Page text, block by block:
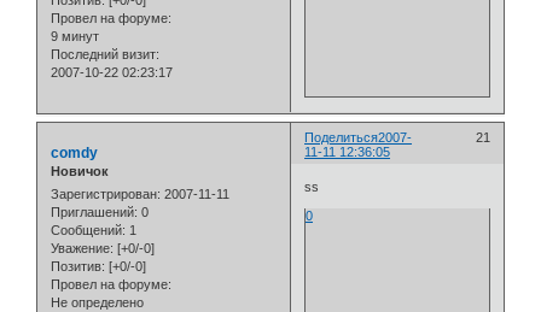
Провел на форуме:
9 минут
Последний визит:
2007-10-22 02:23:17
Поделиться 21
2007-
11-11 12:36:05
comdy
Новичок
Зарегистрирован: 2007-11-11
Приглашений: 0
Сообщений: 1
Уважение: [+0/-0]
Позитив: [+0/-0]
Провел на форуме:
Не определено
ss
0